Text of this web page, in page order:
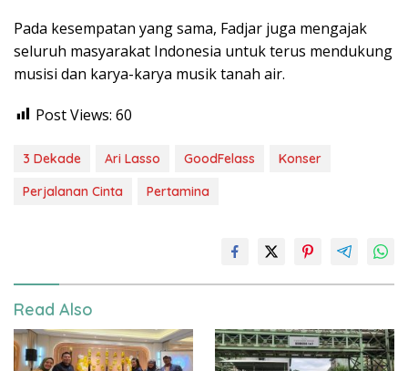
Pada kesempatan yang sama, Fadjar juga mengajak
seluruh masyarakat Indonesia untuk terus mendukung
musisi dan karya-karya musik tanah air.
Post Views: 60
3 Dekade Ari Lasso GoodFelass
Konser
Perjalanan Cinta
Pertamina
Read Also